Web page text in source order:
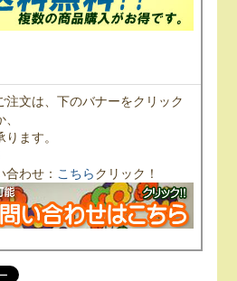
注文は、下のバナーをクリック
ます。
合わせ： こちらクリック！